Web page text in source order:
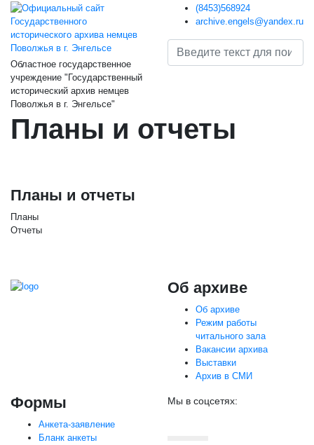
Областное государственное
учреждение "Государственный
исторический архив немцев
Поволжья в г. Энгельсе"
(8453)568924
archive.engels@yandex.ru
Планы и отчеты
Планы и отчеты
Планы
Отчеты
Об архиве
Об архиве
Режим работы
читального зала
Вакансии архива
Выставки
Архив в СМИ
Формы
Анкета-заявление
Бланк анкеты
Мы в соцсетях: